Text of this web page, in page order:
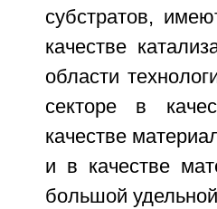
субстратов,
качестве
области
секторе в
качестве
и в качестве
большой